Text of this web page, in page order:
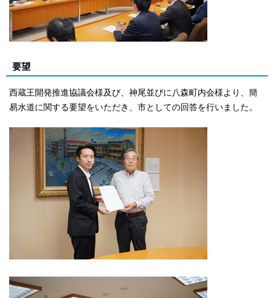
要望
西蔵王開発推進協議会様及び、神尾並びに八森町内会様より、簡
易水道に関する要望をいただき、市としての回答を行いました。